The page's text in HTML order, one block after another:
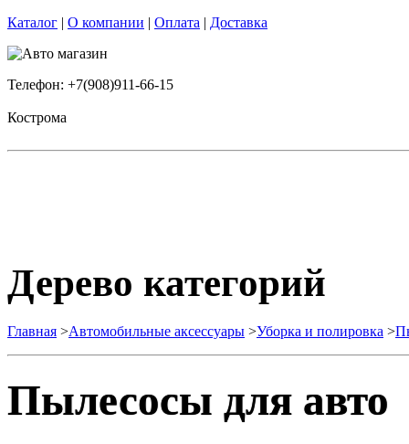
Каталог | О компании | Оплата | Доставка
Телефон: +7(908)911-66-15
Кострома
Дерево категорий
Главная >Автомобильные аксессуары >Уборка и полировка >
Пылесосы для авто